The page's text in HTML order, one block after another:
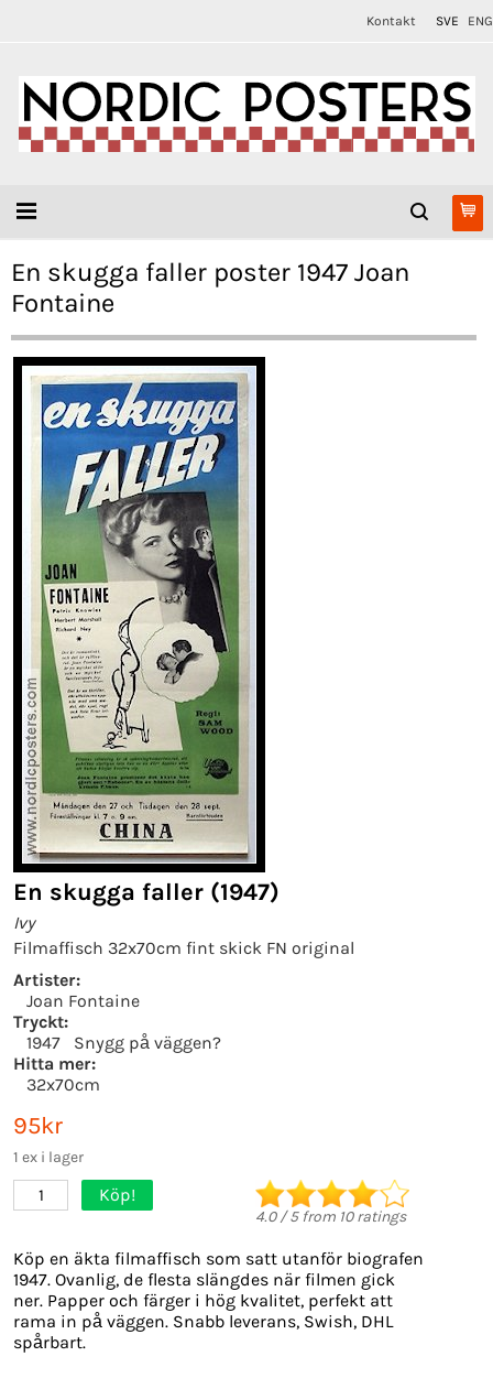
Kontakt SVE ENG
En skugga faller poster 1947 Joan
Fontaine
En skugga faller (1947)
Ivy
Filmaffisch 32x70cm fint skick FN original
Artister:
Joan Fontaine
Tryckt:
1947
Snygg på väggen?
Hitta mer:
32x70cm
95kr
1 ex i lager
1 Köp!
4.0/5from 10ratings
Köp en äkta filmaffisch som satt utanför biografen
1947. Ovanlig, de flesta slängdes när filmen gick
ner. Papper och färger i hög kvalitet, perfekt att
rama in på väggen. Snabb leverans, Swish, DHL
spårbart.